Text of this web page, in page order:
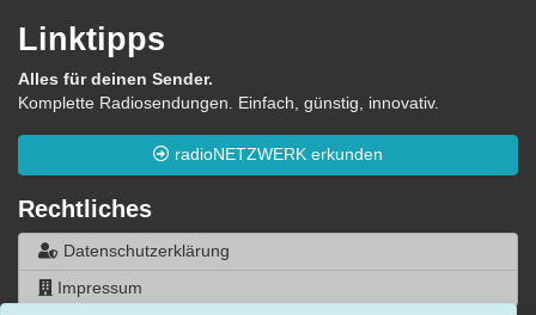
Linktipps
Alles für deinen Sender.
Komplette Radiosendungen. Einfach, günstig, innovativ.
radioNETZWERK erkunden
Rechtliches
Datenschutzerklärung
Impressum